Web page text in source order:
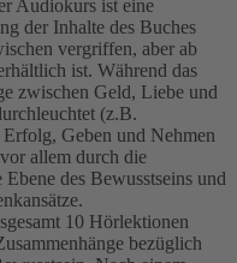
Audiokurs ist eine
der Inhalte des Buches
vergriffen, aber ab
ist. Während das
zwischen Geld, Liebe und
(z.B.
Geben und Nehmen
allem durch die
des Bewusstseins und
10 Hörlektionen
bezüglich